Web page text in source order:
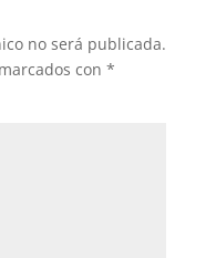
no será publicada.
con *